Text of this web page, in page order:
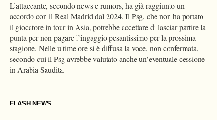
FLASH NEWS
L’attaccante, secondo news e rumors, ha già raggiunto un
accordo con il Real Madrid dal 2024. Il Psg, che non ha portato
il giocatore in tour in Asia, potrebbe accettare di lasciar partire la
punta per non pagare l’ingaggio pesantissimo per la prossima
stagione. Nelle ultime ore si è diffusa la voce, non confermata,
secondo cui il Psg avrebbe valutato anche un’eventuale cessione
in Arabia Saudita.